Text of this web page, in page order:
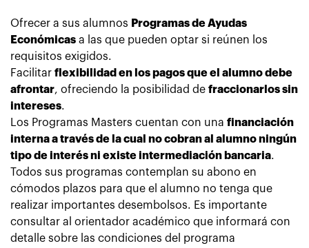
Ofrecer a sus alumnos Programas de Ayudas
Económicas a las que pueden optar si reúnen los
requisitos exigidos.
Facilitar flexibilidad en los pagos que el alumno debe
afrontar, ofreciendo la posibilidad de fraccionarlos sin
intereses.
Los Programas Masters cuentan con una financiación
interna a través de la cual no cobran al alumno ningún
tipo de interés ni existe intermediación bancaria.
Todos sus programas contemplan su abono en
cómodos plazos para que el alumno no tenga que
realizar importantes desembolsos. Es importante
consultar al orientador académico que informará con
detalle sobre las condiciones del programa